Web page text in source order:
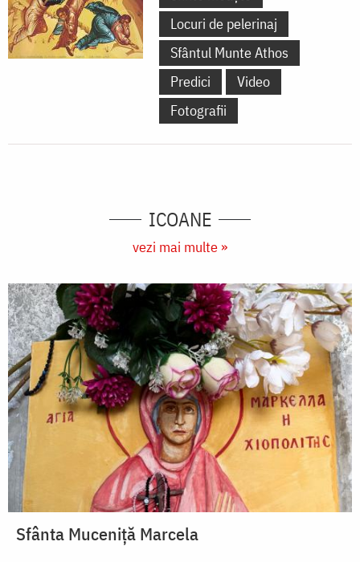
Locuri de pelerinaj
Sfântul Munte Athos
Predici
Video
Fotografii
ICOANE
vezi mai multe »
Sfânta Muceniță Marcela